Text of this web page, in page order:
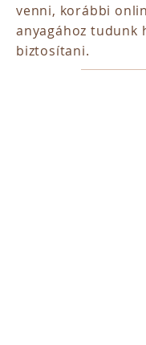
venni, korábbi
anyagához tudunk
biztosítani.